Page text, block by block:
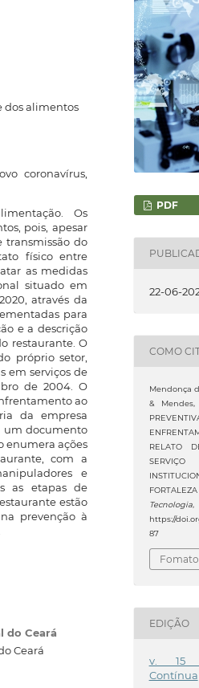
dos alimentos
coronavírus,
Os
pois, apesar
transmissão do
físico entre
as medidas
situado em
através da
para
e a descrição
restaurante. O
próprio setor,
em serviços de
de 2004. O
ao
da empresa
um documento
enumera ações
com a
e
as etapas de
estão
prevenção à
do Ceará
Ceará
PDF
22-06-
COMO
Mendonça
& Mendes,
RELATO
Tecnologia
https://
87
EDIÇÃO
v. 15
Contínua